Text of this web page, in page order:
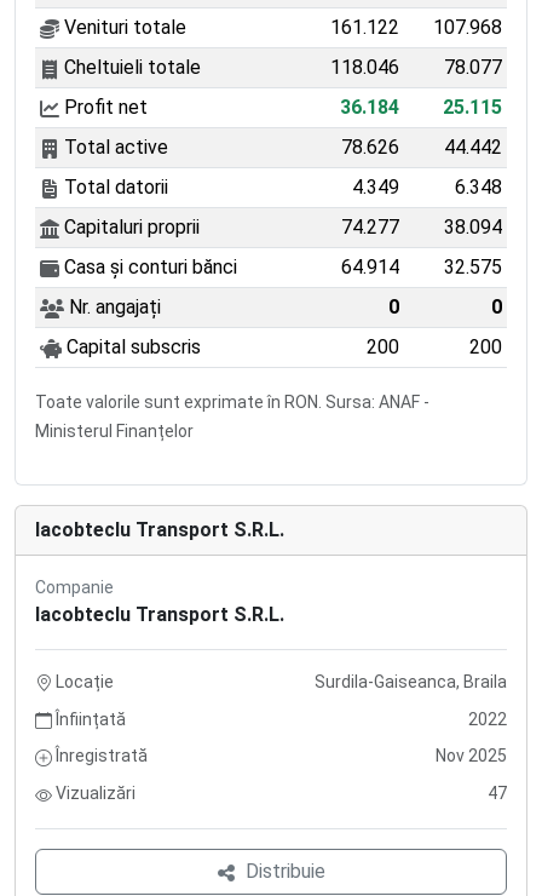
Venituri totale
161.122
107.968
Cheltuieli totale
118.046
78.077
Profit net
36.184
25.115
Total active
78.626
44.442
Total datorii
4.349
6.348
Capitaluri proprii
74.277
38.094
Casa și conturi bănci
64.914
32.575
Nr. angajați
0
0
Capital subscris
200 200
Toate valorile sunt exprimate în RON. Sursa: ANAF -
Ministerul Finanțelor
Iacobteclu Transport S.R.L.
Companie
Iacobteclu Transport S.R.L.
Locație
Surdila-Gaiseanca, Braila
Înființată
2022
Înregistrată
Nov 2025
Vizualizări
47
Distribuie